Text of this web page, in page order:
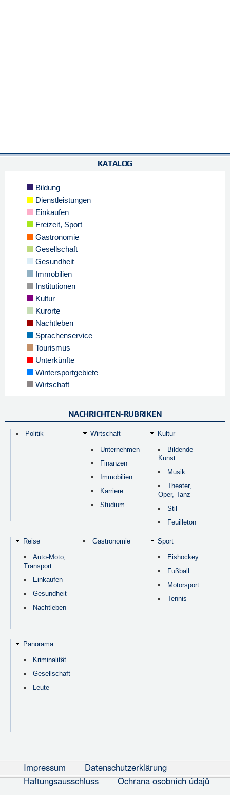
KATALOG
Bildung
Dienstleistungen
Einkaufen
Freizeit, Sport
Gastronomie
Gesellschaft
Gesundheit
Immobilien
Institutionen
Kultur
Kurorte
Nachtleben
Sprachenservice
Tourismus
Unterkünfte
Wintersportgebiete
Wirtschaft
NACHRICHTEN-RUBRIKEN
Politik Wirtschaft
Unternehmen
Finanzen
Immobilien
Karriere
Studium
Kultur
Bildende
Kunst
Musik
Theater,
Oper, Tanz
Stil
Feuilleton
Reise
Auto-Moto,
Transport
Einkaufen
Gesundheit
Nachtleben
Gastronomie Sport
Eishockey
Fußball
Motorsport
Tennis
Panorama
Kriminalität
Gesellschaft
Leute
Impressum
Datenschutzerklärung
Haftungsausschluss
Ochrana osobních údajů